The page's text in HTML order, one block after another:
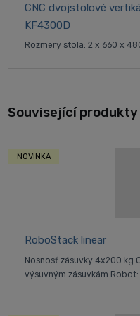
CNC dvojstolové
KF4300D
Rozmery stola: 2 x 660 x
Související produkty
RoboStack linear
Nosnosť zásuvky 4x200 kg
výsuvným zásuvkám
NOVINKA